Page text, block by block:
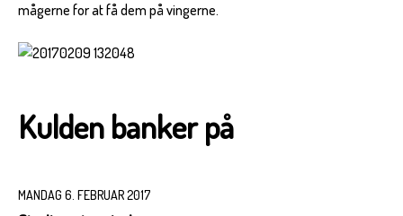
mågerne for at få dem på vingerne.
Kulden banker på
MANDAG 6. FEBRUAR 2017